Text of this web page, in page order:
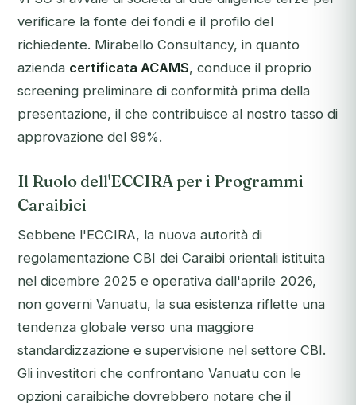
verificare la fonte dei fondi e il profilo del
richiedente. Mirabello Consultancy, in quanto
azienda certificata ACAMS, conduce il proprio
screening preliminare di conformità prima della
presentazione, il che contribuisce al nostro tasso di
approvazione del 99%.
Il Ruolo dell'ECCIRA per i Programmi
Caraibici
Sebbene l'ECCIRA, la nuova autorità di
regolamentazione CBI dei Caraibi orientali istituita
nel dicembre 2025 e operativa dall'aprile 2026,
non governi Vanuatu, la sua esistenza riflette una
tendenza globale verso una maggiore
standardizzazione e supervisione nel settore CBI.
Gli investitori che confrontano Vanuatu con le
opzioni caraibiche dovrebbero notare che il